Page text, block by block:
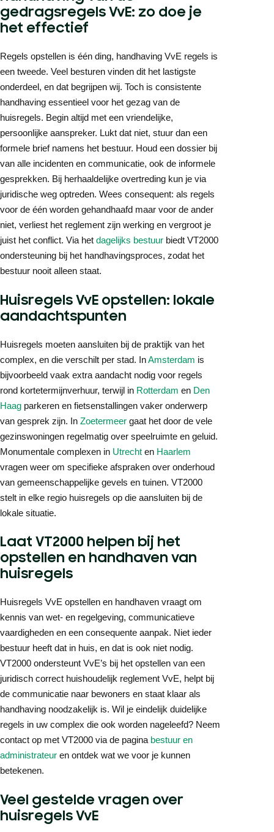
gedragsregels VvE: zo doe je
het effectief
Regels opstellen is één ding, handhaving VvE regels is
een tweede. Veel besturen vinden dit het lastigste
onderdeel, en dat begrijpen wij. Toch is consistente
handhaving essentieel voor het gezag van de
huisregels. Begin altijd met een vriendelijke,
persoonlijke aanspreker. Lukt dat niet, stuur dan een
formele brief namens het bestuur. Houd een dossier bij
van alle incidenten en communicatie, ook de informele
gesprekken. Bij herhaaldelijke overtreding kun je via
juridische weg optreden. Wees consequent: als regels
voor de één worden gehandhaafd maar voor de ander
niet, verliest het reglement zijn werking en vergroot je
juist het conflict. Via het dagelijks bestuur biedt VT2000
ondersteuning bij het handhavingsproces, zodat het
bestuur nooit alleen staat.
Huisregels VvE opstellen: lokale
aandachtspunten
Huisregels moeten aansluiten bij de praktijk van het
complex, en die verschilt per stad. InAmsterdam is
bijvoorbeeld vaak extra aandacht nodig voor regels
rond kortetermijnverhuur, terwijl in Rotterdam en Den
Haag parkeren en fietsenstallingen vaker onderwerp
van gesprek zijn. In Zoetermeer gaat het door de vele
gezinswoningen regelmatig over speelruimte en geluid.
Monumentale complexen in Utrecht en Haarlem
vragen weer om specifieke afspraken over onderhoud
van gemeenschappelijke gevels en tuinen. VT2000
stelt in elke regio huisregels op die aansluiten bij de
lokale situatie.
Laat VT2000 helpen bij het
opstellen en handhaven van
huisregels
Huisregels VvE opstellen en handhaven vraagt om
kennis van wet- en regelgeving, communicatieve
vaardigheden en een consequente aanpak. Niet ieder
bestuur heeft dat in huis, en dat is ook niet nodig.
VT2000 ondersteunt VvE’s bij het opstellen van een
juridisch correct huishoudelijk reglement VvE, helpt bij
de communicatie naar bewoners en staat klaar als
handhaving noodzakelijk is. Wil je eindelijk duidelijke
regels in uw complex die ook worden nageleefd? Neem
contact op met VT2000 via de pagina bestuur en
administrateur en ontdek wat we voor je kunnen
betekenen.
Veel gestelde vragen over
huisregels VvE